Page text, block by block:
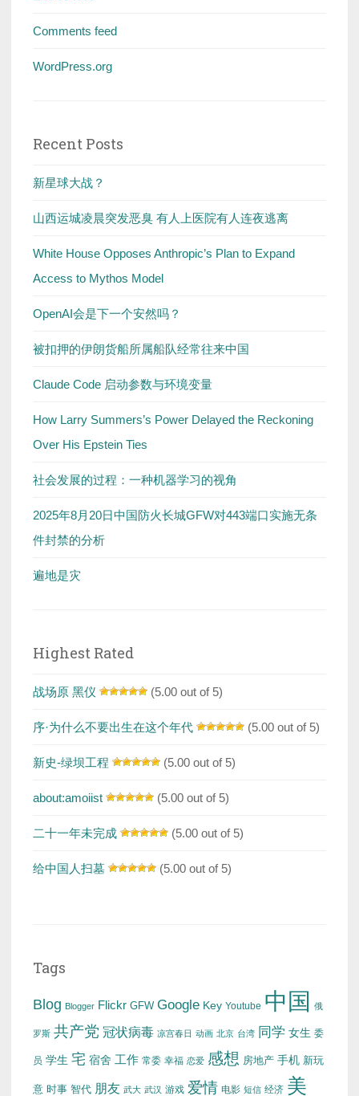
Comments feed
WordPress.org
Recent Posts
新星球大战？
山西运城凌晨突发恶臭 有人上医院有人连夜逃离
White House Opposes Anthropic’s Plan to Expand
Access to Mythos Model
OpenAI会是下一个安然吗？
被扣押的伊朗货船所属船队经常往来中国
Claude Code 启动参数与环境变量
How Larry Summers’s Power Delayed the Reckoning
Over His Epstein Ties
社会发展的过程：一种机器学习的视角
2025年8月20日中国防火长城GFW对443端口实施无条
件封禁的分析
遍地是灾
Highest Rated
战场原 黑仪 (5.00 out of 5)
序·为什么不要出生在这个年代 (5.00 out of 5)
新史-绿坝工程 (5.00 out of 5)
about:amoiist (5.00 out of 5)
二十一年未完成 (5.00 out of 5)
给中国人扫墓 (5.00 out of 5)
Tags
Blog Blogger Flickr GFW Google Key Youtube 中国 俄
罗斯 共产党 冠状病毒 凉宫春日 动画 北京 台湾 同学 女生 委
员 学生 宅 宿舍 工作 常委 幸福 恋爱 感想 房地产 手机 新玩
意 时事 智代 朋友 武大 武汉 游戏 爱情 电影 短信 经济 美